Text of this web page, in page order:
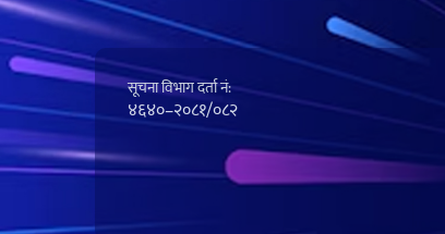
सूचना विभाग दर्ता नं‍:
४६४०–२०८१/०८२